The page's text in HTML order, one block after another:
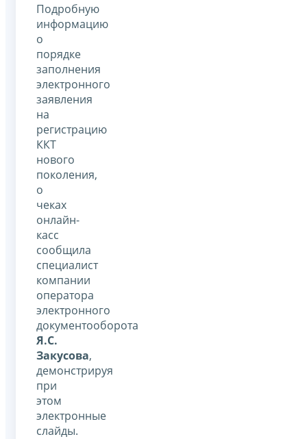
Подробную
информацию
о
порядке
заполнения
электронного
заявления
на
регистрацию
ККТ
нового
поколения,
о
чеках
онлайн-
касс
сообщила
специалист
компании
оператора
электронного
документооборота
Я.С.
Закусова,
демонстрируя
при
этом
электронные
слайды.